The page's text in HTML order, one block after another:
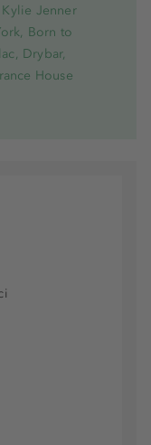
Jenner
Born to
Drybar,
House